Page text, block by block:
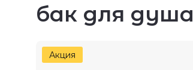
бак для душа
Акция